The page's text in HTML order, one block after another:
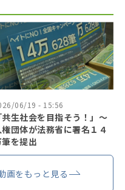
06/19 - 15:56
共生社会を目指そう！」〜
権団体が法務省に署名１４
を提出
画をもっと見る